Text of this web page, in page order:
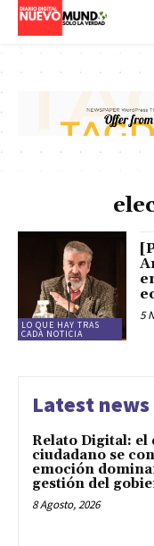
LO QUE HAY TRAS
CADA NOTICIA
5
Latest news
Relato Digital: el
ciudadano se
emoción
gestión del
8 Agosto, 2026